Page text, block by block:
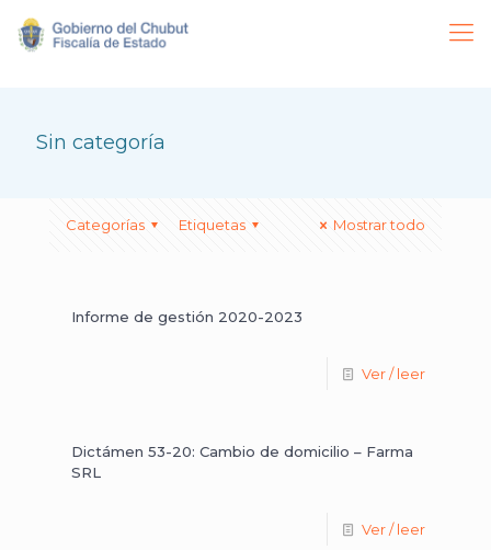
Sin categoría
Categorías Etiquetas Mostrar todo
Informe de gestión 2020-2023
Ver / leer
Dictámen 53-20: Cambio de domicilio – Farma
SRL
Ver / leer